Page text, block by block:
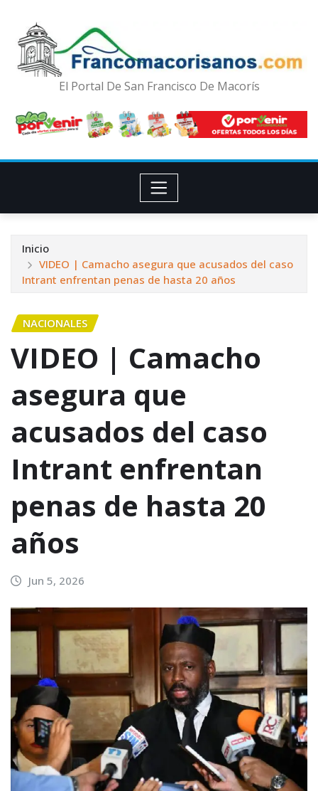
El Portal De San Francisco De Macorís
Inicio
VIDEO | Camacho asegura que acusados del caso
Intrant enfrentan penas de hasta 20 años
NACIONALES
VIDEO | Camacho
asegura que
acusados del caso
Intrant enfrentan
penas de hasta 20
años
Jun 5, 2026